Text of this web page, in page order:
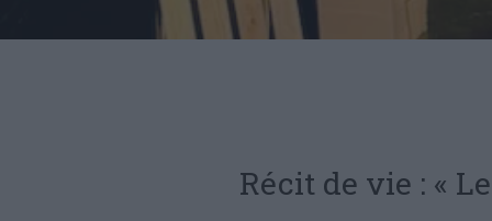
Récit de vie : «